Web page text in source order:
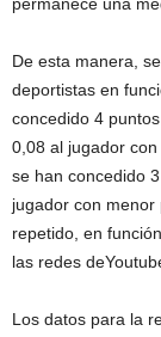
De esta manera,
deportistas en
concedido 4
0,08 al jugador
se han concedido
jugador con menor
repetido, en
las redes
Los datos para la